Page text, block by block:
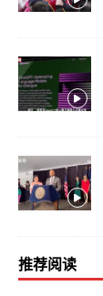
推荐阅读